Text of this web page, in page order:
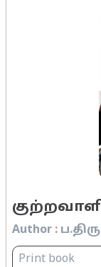
Author :
Print book